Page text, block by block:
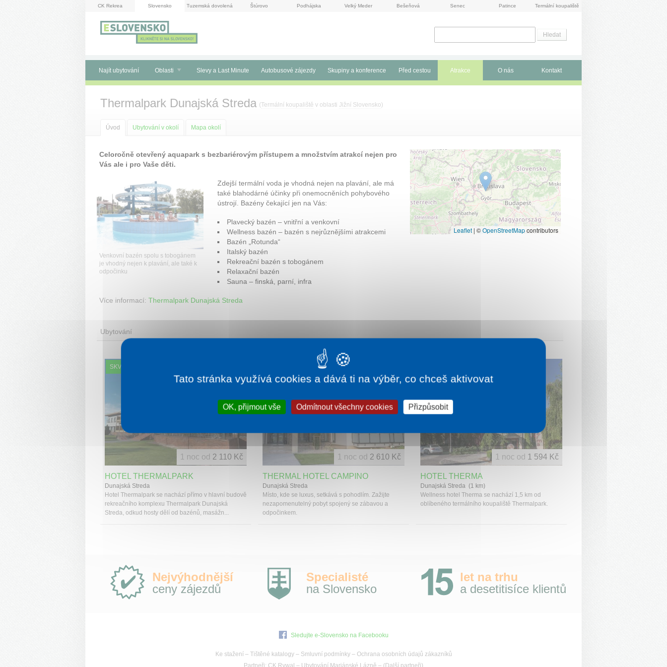
CK Rekrea Slovensko Tuzemská dovolená Štúrovo Podhájska Velký Meder Bešeňová Senec Patince Termální koupaliště
Najít ubytování Oblasti Slevy a Last Minute Autobusové zájezdy Skupiny a konference Před cestou Atrakce O nás Kontakt
Thermalpark Dunajská Streda (Termální koupaliště v oblasti Jižní Slovensko)
Úvod Ubytování v okolí Mapa okolí
Celoročně otevřený aquapark s bezbariérovým přístupem a množstvím atrakcí nejen pro
Vás ale i pro Vaše děti.
Venkovní bazén spolu s tobogánem
je vhodný nejen k plavání, ale také k
odpočinku
Zdejší termální voda je vhodná nejen na plavání, ale má
také blahodárné účinky při onemocněních pohybového
ústrojí. Bazény čekající jen na Vás:
Plavecký bazén – vnitřní a venkovní
Wellness bazén – bazén s nejrůznějšími atrakcemi
Bazén „Rotunda“
Italský bazén
Rekreační bazén s tobogánem
Relaxační bazén
Sauna – finská, parní, infra
Více informací: Thermalpark Dunajská Streda
Leaflet | ©OpenStreetMapcontributors
Ubytování
SKVĚLÉ HODNOCENÍ
HOTEL THERMALPARK
Dunajská Streda
Hotel Thermalpark se nachází přímo v hlavní budově
rekreačního komplexu Thermalpark Dunajská
Streda, odkud hosty dělí od bazénů, masážn...
1 noc od 2 110 Kč
THERMAL HOTEL CAMPINO
Dunajská Streda
Místo, kde se luxus, setkává s pohodlím. Zažijte
nezapomenutelný pobyt spojený se zábavou a
odpočinkem.
1 noc od 2 610 Kč
HOTEL THERMA
Dunajská Streda (1 km)
Wellness hotel Therma se nachází 1,5 km od
oblíbeného termálního koupaliště Thermalpark.
1 noc od 1 594 Kč
Proč
e-
Slovensko.cz?
Nejvýhodnější
ceny zájezdů
Specialisté
na Slovensko
let na trhu
a desetitisíce klientů
Sledujte e-Slovensko na Facebooku
Ke stažení– Tištěné katalogy– Smluvní podmínky– Ochrana osobních údajů zákazníků
Partneři: CK Rywal – Ubytování Mariánské Lázně – (Další partneři)
Tato stránka využívá cookies a dává ti na výběr, co chceš aktivovat
OK, přijmout vše Odmítnout všechny cookies Přizpůsobit